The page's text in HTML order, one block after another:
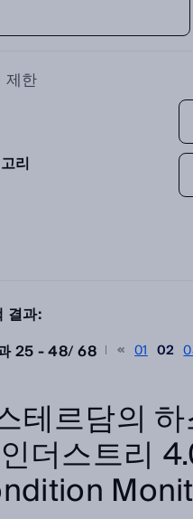
제한
리
결과:
25 - 48/68 01 02
테르담의
더스트리